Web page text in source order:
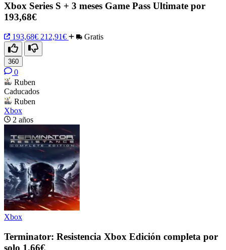
Xbox Series S + 3 meses Game Pass Ultimate por
193,68€
193,68€ 212,91€ Gratis
360
0
Ruben
Caducados
Ruben
Xbox
2 años
Xbox
Terminator: Resistencia Xbox Edición completa por
solo 1,66€